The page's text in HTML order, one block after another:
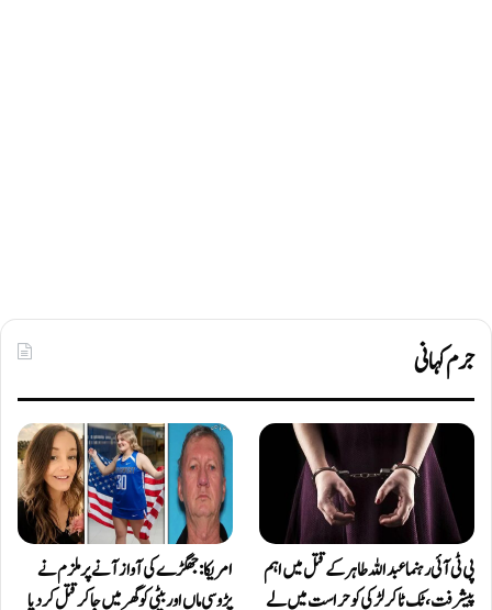
جرم کہانی
پی ٹی آئی رہنما عبداللہ طاہر کے قتل میں اہم
پیشرفت، ٹک ٹاکر لڑکی کو حراست میں لے
امریکا: جھگڑے کی آواز آنے پر ملزم نے
پڑوسی ماں اور بیٹی کو گھر میں جا کر قتل کر دیا